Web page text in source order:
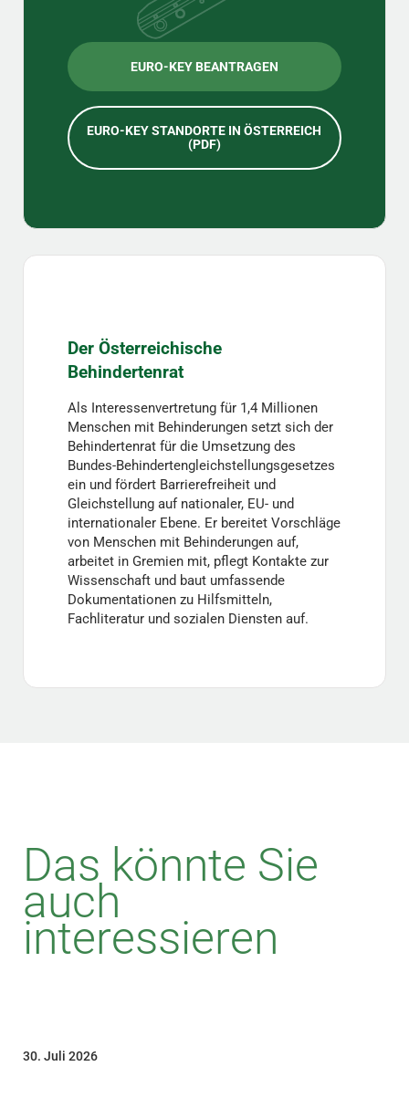
EURO-KEY BEANTRAGEN
EURO-KEY STANDORTE IN ÖSTERREICH
(PDF)
Der Österreichische
Behindertenrat
Als Interessenvertretung für 1,4 Millionen
Menschen mit Behinderungen setzt sich der
Behindertenrat für die Umsetzung des
Bundes-Behindertengleichstellungsgesetzes
ein und fördert Barrierefreiheit und
Gleichstellung auf nationaler, EU- und
internationaler Ebene. Er bereitet Vorschläge
von Menschen mit Behinderungen auf,
arbeitet in Gremien mit, pflegt Kontakte zur
Wissenschaft und baut umfassende
Dokumentationen zu Hilfsmitteln,
Fachliteratur und sozialen Diensten auf.
Das könnte Sie
auch
interessieren
30. Juli 2026